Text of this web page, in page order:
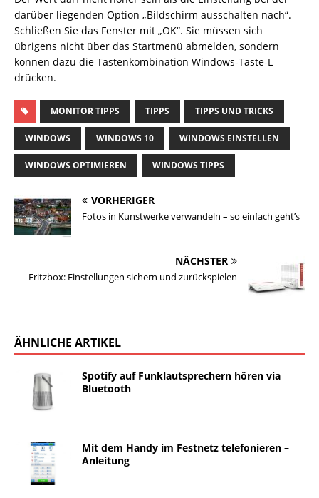
darüber liegenden Option „Bildschirm ausschalten nach“.
Schließen Sie das Fenster mit „OK“. Sie müssen sich
übrigens nicht über das Startmenü abmelden, sondern
können dazu die Tastenkombination Windows-Taste-L
drücken.
MONITOR TIPPS TIPPS TIPPS UND TRICKS
WINDOWS WINDOWS 10 WINDOWS EINSTELLEN
WINDOWS OPTIMIEREN WINDOWS TIPPS
VORHERIGER
Fotos in Kunstwerke verwandeln – so einfach geht’s
NÄCHSTER
Fritzbox: Einstellungen sichern und zurückspielen
ÄHNLICHE ARTIKEL
Spotify auf Funklautsprechern hören via
Bluetooth
Mit dem Handy im Festnetz telefonieren –
Anleitung